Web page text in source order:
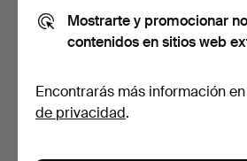
8 pujas
116 USD
7 pujas
631
Mostrarte y promocionar
contenidos en sitios web
Encontrarás más información
de privacidad.